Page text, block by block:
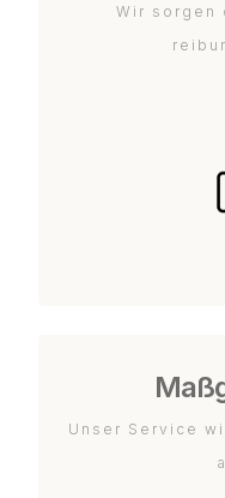
Wir sorgen
Unser Service